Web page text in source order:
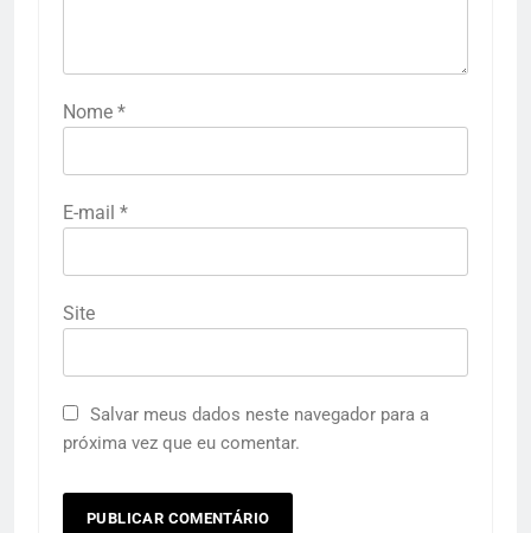
Nome *
E-mail *
Site
Salvar meus dados neste navegador para a
próxima vez que eu comentar.